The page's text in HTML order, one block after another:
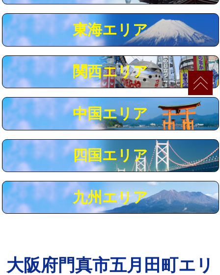
マス交換（深さ50㎝以上） 66,000円
コンクリート斫り（厚さ10㎝まで） 27,500円
コンクリート斫り（厚さ10㎝超え） 38,500円
モルタル補修（厚さ10㎝まで） 27,500円
追加人工 16,500円
※給水管工事は20mmまでの価格です。
東海エリア
関西エリア
中国エリア
四国エリア
九州エリア
大阪府門真市五月田町エリ